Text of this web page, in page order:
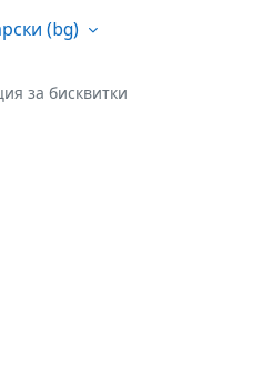
‎(bg)‎
за бисквитки